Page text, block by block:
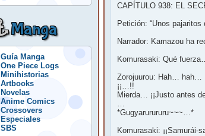
Manga
Guía Manga
One Piece Logs
Minihistorias
Artbooks
Novelas
Anime Comics
Crossovers
Especiales
SBS
CAPÍTULO 938: EL
Petición: “Unos
Narrador: Kamazou ha
Komurasaki: Qué
Zorojuurou: Hah… hah…
¡¡…!!
Mierda… ¡¡Justo antes
…
*Gugyarurururu~~~…*
Komurasaki: ¡¡Samurái-